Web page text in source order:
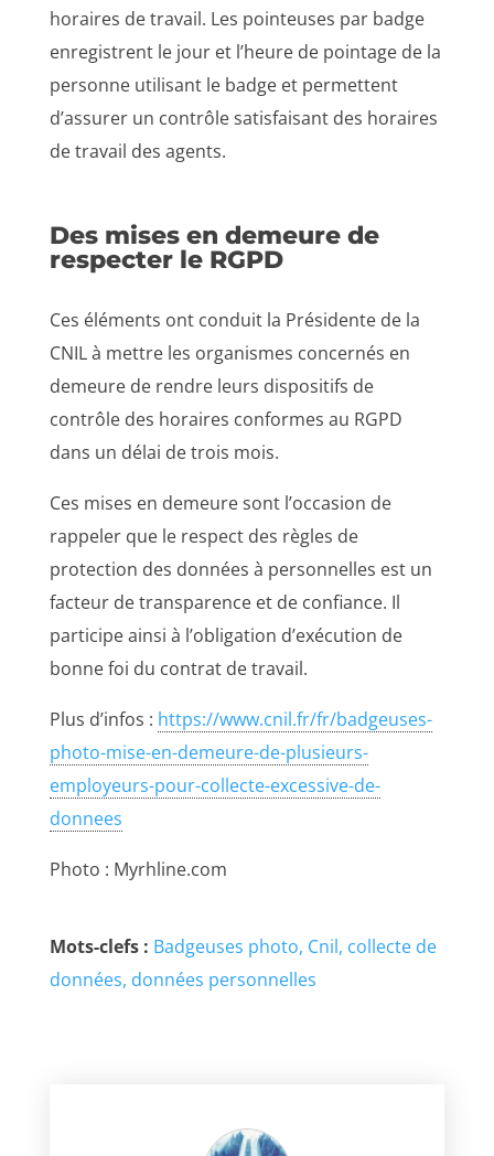
horaires de travail. Les pointeuses par badge
enregistrent le jour et l’heure de pointage de la
personne utilisant le badge et permettent
d’assurer un contrôle satisfaisant des horaires
de travail des agents.
Des mises en demeure de
respecter le RGPD
Ces éléments ont conduit la Présidente de la
CNIL à mettre les organismes concernés en
demeure de rendre leurs dispositifs de
contrôle des horaires conformes au RGPD
dans un délai de trois mois.
Ces mises en demeure sont l’occasion de
rappeler que le respect des règles de
protection des données à personnelles est un
facteur de transparence et de confiance. Il
participe ainsi à l’obligation d’exécution de
bonne foi du contrat de travail.
Plus d’infos : https://www.cnil.fr/fr/badgeuses-
photo-mise-en-demeure-de-plusieurs-
employeurs-pour-collecte-excessive-de-
donnees
Photo : Myrhline.com
Mots-clefs : Badgeuses photo Cnil collecte de
données données personnelles